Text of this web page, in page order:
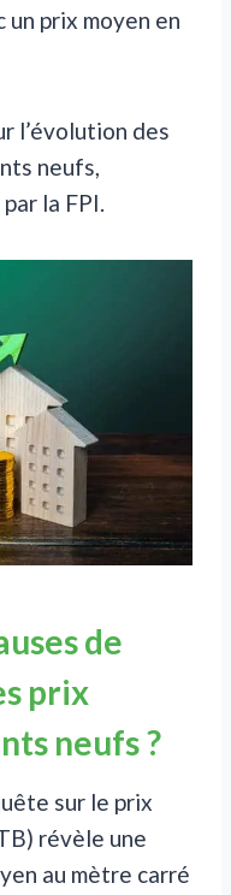
un prix moyen en
l’évolution des
neufs,
la FPI.
de
prix
neufs ?
sur le prix
révèle une
au mètre carré